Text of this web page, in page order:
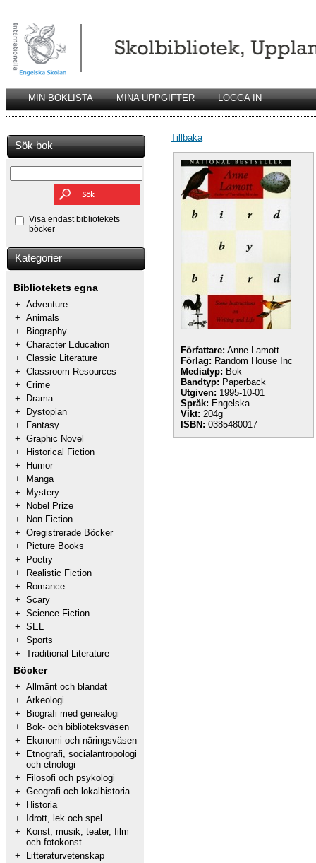
MIN BOKLISTA MINA UPPGIFTER LOGGA IN
Sök bok
Visa endast bibliotekets
böcker
Kategorier
Bibliotekets egna
+ Adventure
+ Animals
+
Biography
+ Character Education
+ Classic Literature
+ Classroom Resources
+ Crime
+
Drama
+
Dystopian
+
Fantasy
+ Graphic Novel
+
Historical Fiction
+
Humor
+
Manga
+
Mystery
+
Nobel Prize
+
Non Fiction
+ Oregistrerade Böcker
+
Picture Books
+
Poetry
+
Realistic Fiction
+
Romance
+ Scary
+ Science Fiction
+ SEL
+ Sports
+ Traditional Literature
Böcker
+ Allmänt och blandat
+ Arkeologi
+
Biografi med genealogi
+
Bok- och biblioteksväsen
+
Ekonomi och näringsväsen
+
Etnografi, socialantropologi
och etnologi
+
Filosofi och psykologi
+ Geografi och lokalhistoria
+
Historia
+
Idrott, lek och spel
+
Konst, musik, teater, film
och fotokonst
+
Litteraturvetenskap
Tillbaka
Författare: Anne Lamott
Förlag: Random House Inc
Mediatyp: Bok
Bandtyp: Paperback
Utgiven: 1995-10-01
Språk: Engelska
Vikt: 204g
ISBN: 0385480017